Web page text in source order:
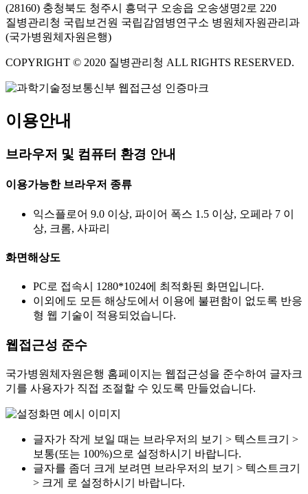
(28160) 충청북도 청주시 흥덕구 오송읍 오송생명2로 220
질병관리청 국립보건원 국립감염병연구소 병원체자원관리과
(국가병원체자원은행)
COPYRIGHT © 2020 질병관리청 ALL RIGHTS RESERVED.
이용안내
브라우저 및 컴퓨터 환경 안내
이용가능한 브라우저 종류
익스플로어 9.0 이상, 파이어 폭스 1.5 이상, 오페라 7 이
상, 크롬, 사파리
화면해상도
PC로 접속시 1280*1024에 최적화된 화면입니다.
이외에도 모든 해상도에서 이용에 불편함이 없도록 반응
형 웹 기술이 적용되었습니다.
웹접근성 준수
국가병원체자원은행 홈페이지는 웹접근성을 준수하여 글자크
기를 사용자가 직접 조절할 수 있도록 만들었습니다.
글자가 작게 보일 때는 브라우저의 보기 > 텍스트크기 >
보통(또는 100%)으로 설정하시기 바랍니다.
글자를 좀더 크게 보려면 브라우저의 보기 > 텍스트크기
> 크게 로 설정하시기 바랍니다.